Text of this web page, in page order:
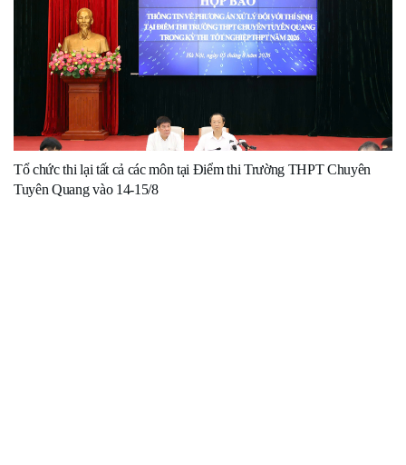
Tổ chức thi lại tất cả các môn tại Điểm thi Trường THPT Chuyên
Tuyên Quang vào 14-15/8